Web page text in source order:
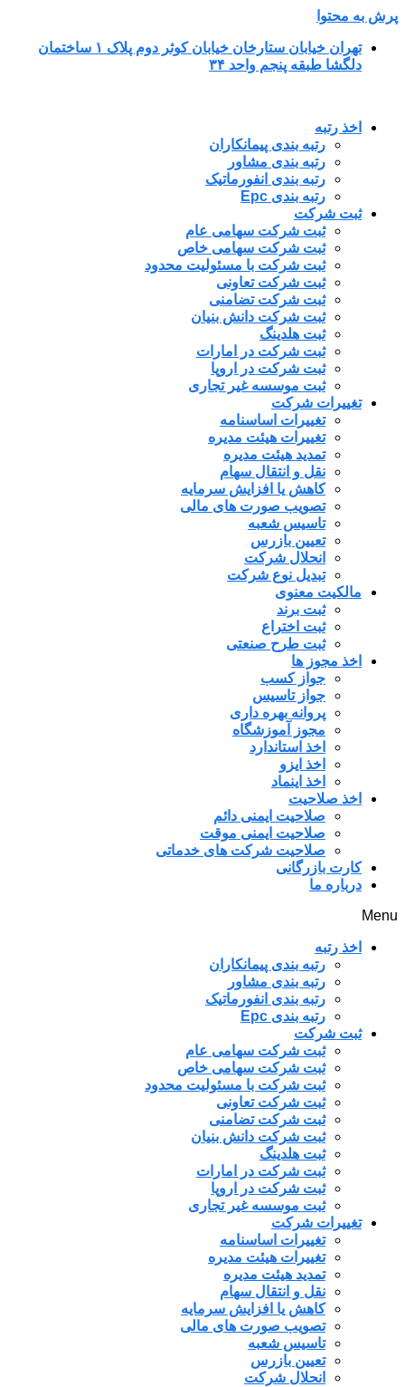
پرش به محتوا
تهران خیابان ستارخان خیابان کوثر دوم پلاک ۱ ساختمان
دلگشا طبقه پنجم واحد ۳۴
اخذ رتبه
رتبه بندی پیمانکاران
رتبه بندی مشاور
رتبه بندی انفورماتیک
رتبه بندی Epc
ثبت شرکت
ثبت شرکت سهامی عام
ثبت شرکت سهامی خاص
ثبت شرکت با مسئولیت محدود
ثبت شرکت تعاونی
ثبت شرکت تضامنی
ثبت شرکت دانش بنیان
ثبت هلدینگ
ثبت شرکت در امارات
ثبت شرکت در اروپا
ثبت موسسه غیر تجاری
تغییرات شرکت
تغییرات اساسنامه
تغییرات هیئت مدیره
تمدید هیئت مدیره
نقل و انتقال سهام
کاهش یا افزایش سرمایه
تصویب صورت های مالی
تاسیس شعبه
تعیین بازرس
انحلال شرکت
تبدیل نوع شرکت
مالکیت معنوی
ثبت برند
ثبت اختراع
ثبت طرح صنعتی
اخذ مجوز ها
جواز کسب
جواز تاسیس
پروانه بهره داری
مجوز آموزشگاه
اخذ استاندارد
اخذ ایزو
اخذ اینماد
اخذ صلاحیت
صلاحیت ایمنی دائم
صلاحیت ایمنی موقت
صلاحیت شرکت های خدماتی
کارت بازرگانی
درباره ما
Menu
اخذ رتبه
رتبه بندی پیمانکاران
رتبه بندی مشاور
رتبه بندی انفورماتیک
رتبه بندی Epc
ثبت شرکت
ثبت شرکت سهامی عام
ثبت شرکت سهامی خاص
ثبت شرکت با مسئولیت محدود
ثبت شرکت تعاونی
ثبت شرکت تضامنی
ثبت شرکت دانش بنیان
ثبت هلدینگ
ثبت شرکت در امارات
ثبت شرکت در اروپا
ثبت موسسه غیر تجاری
تغییرات شرکت
تغییرات اساسنامه
تغییرات هیئت مدیره
تمدید هیئت مدیره
نقل و انتقال سهام
کاهش یا افزایش سرمایه
تصویب صورت های مالی
تاسیس شعبه
تعیین بازرس
انحلال شرکت